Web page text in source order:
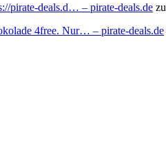
pirate-deals.d… – pirate-deals.de zu
4free. Nur… – pirate-deals.de